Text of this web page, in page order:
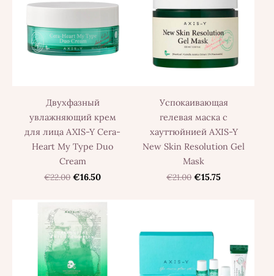
Двухфазный
увлажняющий крем
для лица AXIS-Y Cera-
Heart My Type Duo
Cream
€22.00 €16.50
Успокаивающая
гелевая маска с
хауттюйнией AXIS-Y
New Skin Resolution Gel
Mask
€21.00 €15.75